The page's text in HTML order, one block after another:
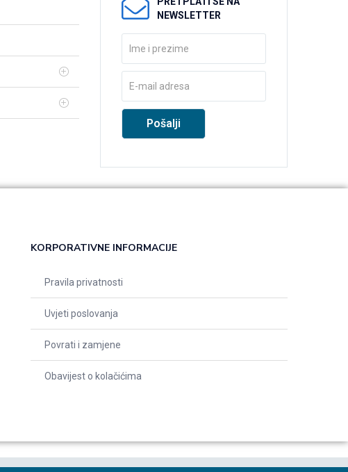
NEWSLETTER
KORPORATIVNE INFORMACIJE
Pravila privatnosti
Uvjeti poslovanja
Povrati i zamjene
Obavijest o kolačićima